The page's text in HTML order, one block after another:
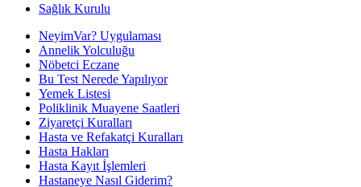
Sağlık Kurulu
NeyimVar? Uygulaması
Annelik Yolculuğu
Nöbetci Eczane
Bu Test Nerede Yapılıyor
Yemek Listesi
Poliklinik Muayene Saatleri
Ziyaretçi Kuralları
Hasta ve Refakatçi Kuralları
Hasta Hakları
Hasta Kayıt İşlemleri
Hastaneye Nasıl Giderim?